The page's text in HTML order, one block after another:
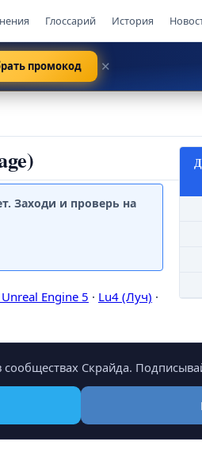
Глоссарий История
1000 CoL
промокод ✕
Заходи и проверь на
Engine 5 · Lu4 (Луч) ·
Скрайда.